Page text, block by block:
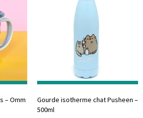
– Omm
Gourde isotherme chat Pusheen –
500ml